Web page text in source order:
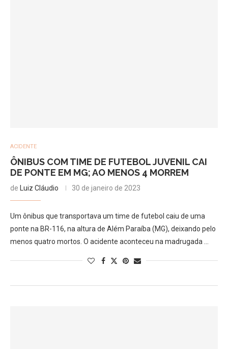
ACIDENTE
ÔNIBUS COM TIME DE FUTEBOL JUVENIL CAI
DE PONTE EM MG; AO MENOS 4 MORREM
de Luiz Cláudio 30 de janeiro de 2023
Um ônibus que transportava um time de futebol caiu de uma
ponte na BR-116, na altura de Além Paraíba (MG), deixando pelo
menos quatro mortos. O acidente aconteceu na madrugada …